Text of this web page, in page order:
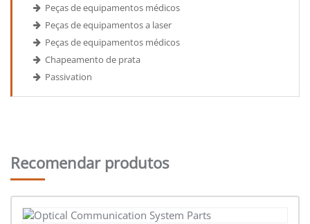
Peças de equipamentos médicos
Peças de equipamentos a laser
Peças de equipamentos médicos
Chapeamento de prata
Passivation
Recomendar produtos